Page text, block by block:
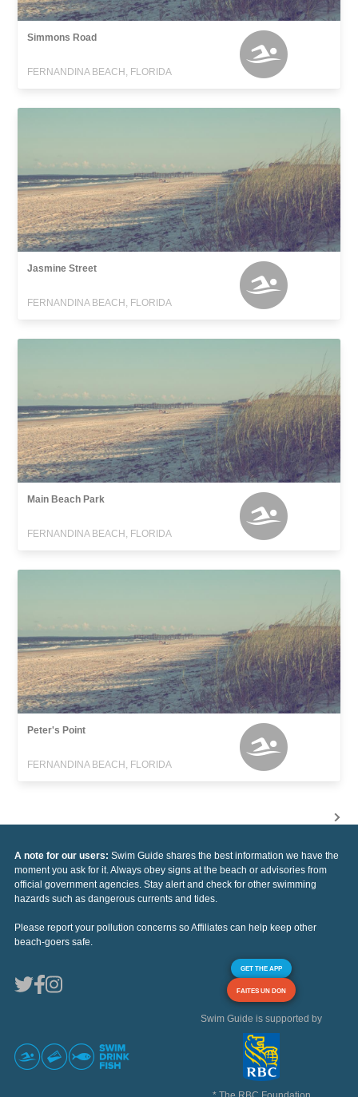
Simmons Road
FERNANDINA BEACH, FLORIDA
Jasmine Street
FERNANDINA BEACH, FLORIDA
Main Beach Park
FERNANDINA BEACH, FLORIDA
Peter's Point
FERNANDINA BEACH, FLORIDA
A note for our users: Swim Guide shares the best information we have the
moment you ask for it. Always obey signs at the beach or advisories from
official government agencies. Stay alert and check for other swimming
hazards such as dangerous currents and tides.
Please report your pollution concerns so Affiliates can help keep other
beach-goers safe.
GET THE APP
FAITES UN DON
Swim Guide is supported by